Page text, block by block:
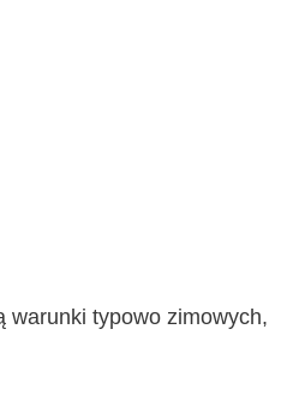
warunki typowo zimowych,